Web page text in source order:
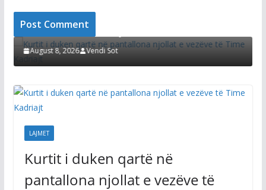
Kurtit i duken qartë në pantallona njollat e
vezëve të Time Kadriajt
August 8, 2026 Vendi Sot
LAJMET
Kurtit i duken qartë në
pantallona njollat e vezëve të